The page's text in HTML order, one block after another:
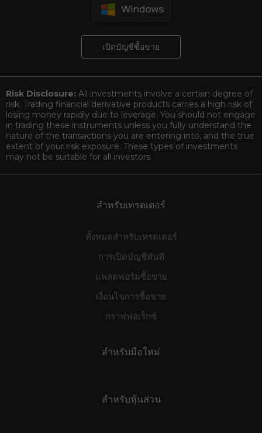
เปิดบัญชีซื้อขาย
Risk Disclosure:All investments involve a certain degree of
risk. Trading financial derivative products carries a high risk of
losing money rapidly due to leverage. You should not engage
in trading these instruments unless you fully understand the
nature of the transactions you are entering into, and the true
extent of your risk exposure. These types of investments
may not be suitable for all investors.
ทั้งหมดสำหรับเทรดเดอร์
การเปิดบัญชีทันที
แพลตฟอร์มซื้อขาย
เงื่อนไขการซื้อขาย